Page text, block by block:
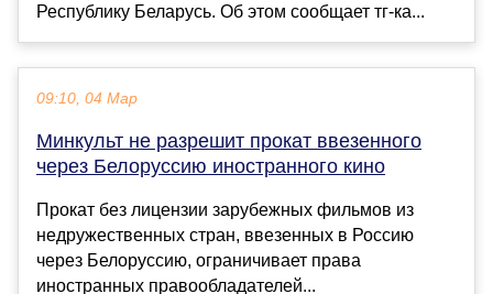
Республику Беларусь. Об этом сообщает тг-ка...
09:10, 04 Мар
Минкульт не разрешит прокат ввезенного
через Белоруссию иностранного кино
Прокат без лицензии зарубежных фильмов из
недружественных стран, ввезенных в Россию
через Белоруссию, ограничивает права
иностранных правообладателей...